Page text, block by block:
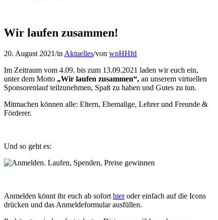
Wir laufen zusammen!
20. August 2021/in Aktuelles/von wpHHfd
Im Zeitraum vom 4.09. bis zum 13.09.2021 laden wir euch ein,
unter dem Motto „Wir laufen zusammen“, an unserem virtuellen
Sponsorenlauf teilzunehmen, Spaß zu haben und Gutes zu tun.
Mitmachen können alle: Eltern, Ehemalige, Lehrer und Freunde &
Förderer.
Und so geht es:
Anmelden könnt ihr euch ab sofort hieroder einfach auf die Icons
drücken und das Anmeldeformular ausfüllen.